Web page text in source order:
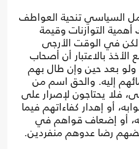
السياسي تنحية العواطف
أهمية التوازنات وقيمة
لكن في الوقت الأرجى
الأخذ بالاعتبار أن أصحاب
بعد حين وإن طال بهم
إليه. والحق اسم من
فلا يحتاجون لإصرار على
أو إهدار كفاءاتهم فيما
أو إضعاف قواهم في
رضا عدوهم منفردين.